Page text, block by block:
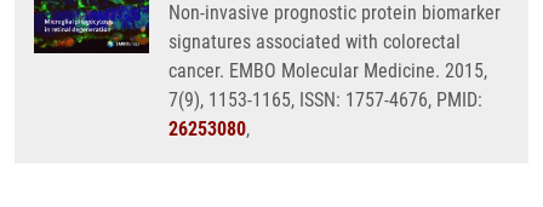
Non-invasive prognostic protein biomarker
signatures associated with colorectal
cancer. EMBO Molecular Medicine. 2015,
7(9), 1153-1165, ISSN: 1757-4676, PMID:
26253080,